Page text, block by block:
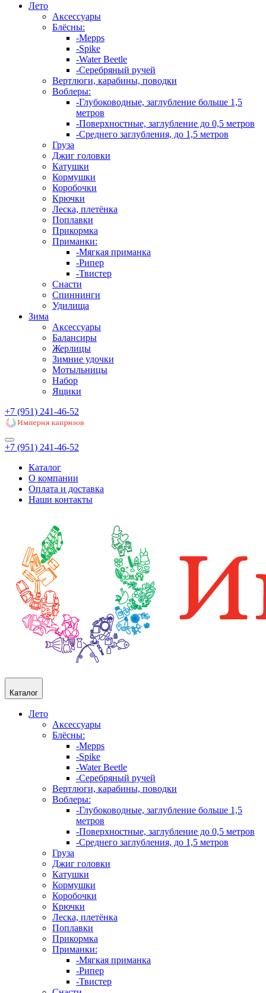
Лето
Аксессуары
Блёсны:
-Mepps
-Spike
-Water Beetle
-Серебряный ручей
Вертлюги, карабины, поводки
Воблеры:
-Глубоководные, заглубление больше 1,5
метров
-Поверхностные, заглубление до 0,5 метров
-Среднего заглубления, до 1,5 метров
Груза
Джиг головки
Катушки
Кормушки
Коробочки
Крючки
Леска, плетёнка
Поплавки
Прикормка
Приманки:
-Мягкая приманка
-Рипер
-Твистер
Снасти
Спиннинги
Удилища
Зима
Аксессуары
Балансиры
Жерлицы
Зимние удочки
Мотыльницы
Набор
Ящики
+7 (951) 241-46-52
+7 (951) 241-46-52
Каталог
О компании
Оплата и доставка
Наши контакты
Каталог
Лето
Аксессуары
Блёсны:
-Mepps
-Spike
-Water Beetle
-Серебряный ручей
Вертлюги, карабины, поводки
Воблеры:
-Глубоководные, заглубление больше 1,5
метров
-Поверхностные, заглубление до 0,5 метров
-Среднего заглубления, до 1,5 метров
Груза
Джиг головки
Катушки
Кормушки
Коробочки
Крючки
Леска, плетёнка
Поплавки
Прикормка
Приманки:
-Мягкая приманка
-Рипер
-Твистер